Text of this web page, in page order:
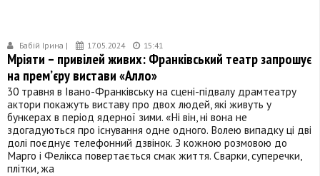
Бабій Ірина | 17.05.2024 15:41
Мріяти – привілей живих: Франківський театр запрошує
на прем’єру вистави «Алло»
30 травня в Івано-Франківську на сцені-підвалу драмтеатру
актори покажуть виставу про двох людей, які живуть у
бункерах в період ядерної зими. «Ні він, ні вона не
здогадуються про існування одне одного. Волею випадку ці дві
долі поєднує телефонний дзвінок. З кожною розмовою до
Марго і Фелікса повертається смак життя. Сварки, суперечки,
плітки, жа